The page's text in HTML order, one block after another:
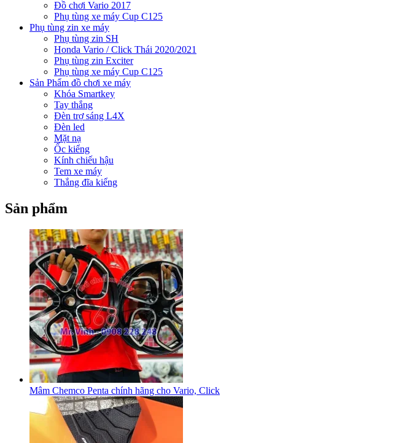
Đồ chơi Vario 2017
Phụ tùng xe máy Cup C125
Phụ tùng zin xe máy
Phụ tùng zin SH
Honda Vario / Click Thái 2020/2021
Phụ tùng zin Exciter
Phụ tùng xe máy Cup C125
Sản Phẩm đồ chơi xe máy
Khóa Smartkey
Tay thắng
Đèn trợ sáng L4X
Đèn led
Mặt nạ
Ốc kiểng
Kính chiếu hậu
Tem xe máy
Thắng đĩa kiểng
Sản phẩm
Mâm Chemco Penta chính hãng cho Vario, Click